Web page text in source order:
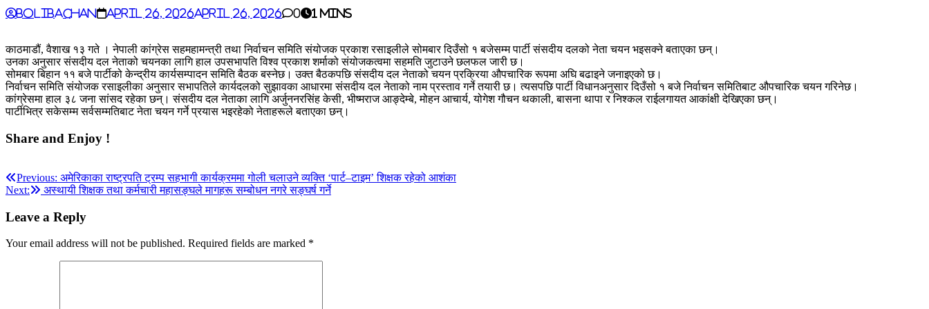
BoliBachan April 26, 2026April 26, 2026 0 1 mins
काठमाडौं, वैशाख १३ गते । नेपाली कांग्रेस सहमहामन्त्री तथा निर्वाचन समिति संयोजक प्रकाश रसाइलीले सोमबार दिउँसो १ बजेसम्म पार्टी संसदीय दलको नेता चयन भइसक्ने बताएका छन्।
उनका अनुसार संसदीय दल नेताको चयनका लागि हाल उपसभापति विश्व प्रकाश शर्माको संयोजकत्वमा सहमति जुटाउने छलफल जारी छ।
सोमबार बिहान ११ बजे पार्टीको केन्द्रीय कार्यसम्पादन समिति बैठक बस्नेछ। उक्त बैठकपछि संसदीय दल नेताको चयन प्रक्रिया औपचारिक रूपमा अघि बढाइने जनाइएको छ।
निर्वाचन समिति संयोजक रसाइलीका अनुसार सभापतिले कार्यदलको सुझावका आधारमा संसदीय दल नेताको नाम प्रस्ताव गर्ने तयारी छ। त्यसपछि पार्टी विधानअनुसार दिउँसो १ बजे निर्वाचन समितिबाट औपचारिक चयन गरिनेछ।
कांग्रेसमा हाल ३८ जना सांसद रहेका छन्। संसदीय दल नेताका लागि अर्जुननरसिंह केसी, भीष्मराज आङ्देम्बे, मोहन आचार्य, योगेश गौचन थकाली, बासना थापा र निश्कल राईलगायत आकांक्षी देखिएका छन्।
पार्टीभित्र सकेसम्म सर्वसम्मतिबाट नेता चयन गर्ने प्रयास भइरहेको नेताहरूले बताएका छन्।
Share and Enjoy !
Post
navigation
Previous: अमेरिकाका राष्ट्रपति ट्रम्प सहभागी कार्यक्रममा गोली चलाउने व्यक्ति ‘पार्ट–टाइम’ शिक्षक रहेको आशंका
Next:
अस्थायी शिक्षक तथा कर्मचारी महासङ्घले मागहरू सम्बोधन नगरे सङ्घर्ष गर्ने
Leave a Reply
Your email address will not be published. Required fields are marked *